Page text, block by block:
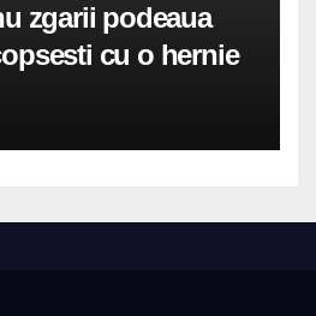
zgarii podeaua
cu o hernie